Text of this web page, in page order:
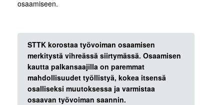
osaamiseen.
STTK korostaa työvoiman osaamisen
merkitystä vihreässä siirtymässä. Osaamisen
kautta palkansaajilla on paremmat
mahdollisuudet työllistyä, kokea itsensä
osalliseksi muutoksessa ja varmistaa
osaavan työvoiman saannin.